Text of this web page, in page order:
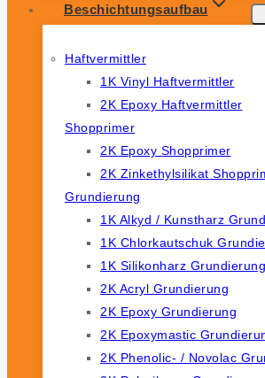
Beschichtungsaufbau
Haftvermittler
1K Vinyl Haftvermittler
2K Epoxy Haftvermittler
Shopprimer
2K Epoxy Shopprimer
2K Zinkethylsilikat
Grundierung
1K Alkyd / Kunstharz
1K Chlorkautschuk
1K Silikonharz Grundierung
2K Acryl Grundierung
2K Epoxy Grundierung
2K Epoxymastic
2K Phenolic- / Novolac